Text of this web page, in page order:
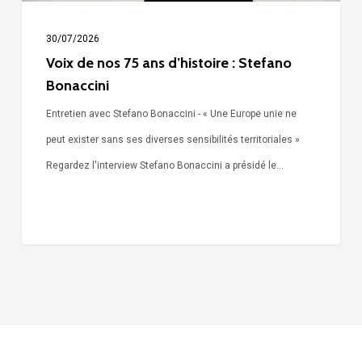
Bonaccini
30/07/2026
Voix de nos 75 ans d’histoire : Stefano
Bonaccini
Entretien avec Stefano Bonaccini - « Une Europe unie ne
peut exister sans ses diverses sensibilités territoriales »
Regardez l'interview Stefano Bonaccini a présidé le…